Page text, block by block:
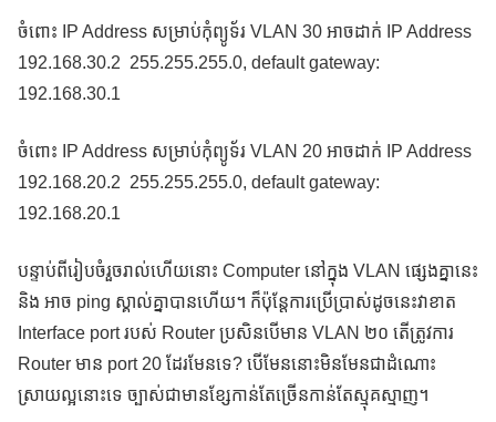
ចំពោះ IP Address សម្រាប់កុំព្យូទ័រ VLAN 30 អាចដាក់ IP Address
192.168.30.2 255.255.255.0, default gateway:
192.168.30.1
ចំពោះ IP Address សម្រាប់កុំព្យូទ័រ VLAN 20 អាចដាក់ IP Address
192.168.20.2 255.255.255.0, default gateway:
192.168.20.1
បន្ទាប់ពីរៀបចំរួចរាល់ហើយនោះ Computer នៅក្នុង VLAN ផ្សេងគ្នានេះ
និង អាច ping ស្គាល់គ្នាបានហើយ។ ក៏ប៉ុន្តែការប្រើប្រាស់ដូចនេះវាខាត
Interface port របស់ Router ប្រសិនបើមាន VLAN ២០ តើត្រូវការ
Router មាន port 20 ដែរមែនទេ? បើមែននោះមិនមែនជាដំណោះ
ស្រាយល្អនោះទេ ច្បាស់ជាមានខ្សែកាន់តែច្រើនកាន់តែស្មុគស្មាញ។